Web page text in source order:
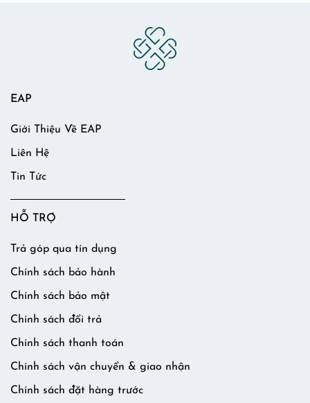
EAP
Giới Thiệu Về EAP
Liên Hệ
Tin Tức
HỖ TRỢ
Trả góp qua tín dụng
Chính sách bảo hành
Chính sách bảo mật
Chính sách đổi trả
Chính sách thanh toán
Chính sách vận chuyển & giao nhận
Chính sách đặt hàng trước